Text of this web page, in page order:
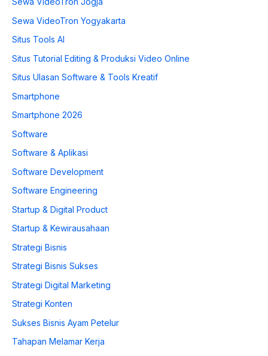
Sewa VideoTron Yogyakarta
Situs Tools AI
Situs Tutorial Editing & Produksi Video Online
Situs Ulasan Software & Tools Kreatif
Smartphone
Smartphone 2026
Software
Software & Aplikasi
Software Development
Software Engineering
Startup & Digital Product
Startup & Kewirausahaan
Strategi Bisnis
Strategi Bisnis Sukses
Strategi Digital Marketing
Strategi Konten
Sukses Bisnis Ayam Petelur
Tahapan Melamar Kerja